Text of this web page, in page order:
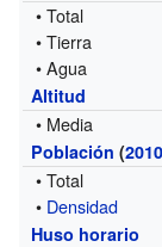
• Total
• Tierra
• Agua
Altitud
• Media
Población (
• Total
• Densidad
Huso horario